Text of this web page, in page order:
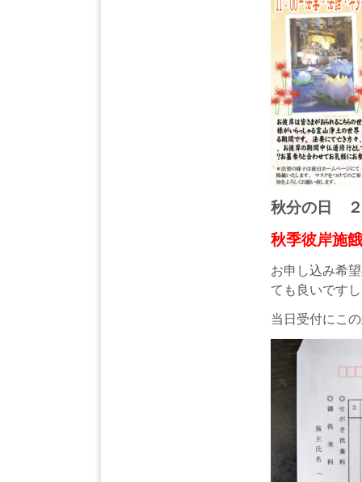
秋分の日
秋季彼岸施
お申し込み希
ても良いです
当日受付にこ